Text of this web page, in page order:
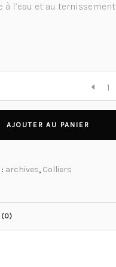
à l’eau et au ternissement
AJOUTER AU PANIER
archives, Colliers
(0)